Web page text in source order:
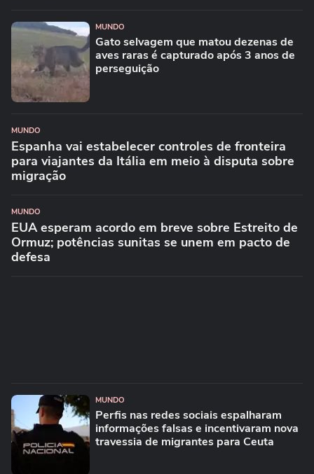
MUNDO
Gato selvagem que matou dezenas de
aves raras é capturado após 3 anos de
perseguição
MUNDO
Espanha vai estabelecer controles de fronteira
para viajantes da Itália em meio à disputa sobre
migração
MUNDO
EUA esperam acordo em breve sobre Estreito de
Ormuz; potências sunitas se unem em pacto de
defesa
MUNDO
Perfis nas redes sociais espalharam
informações falsas e incentivaram nova
travessia de migrantes para Ceuta